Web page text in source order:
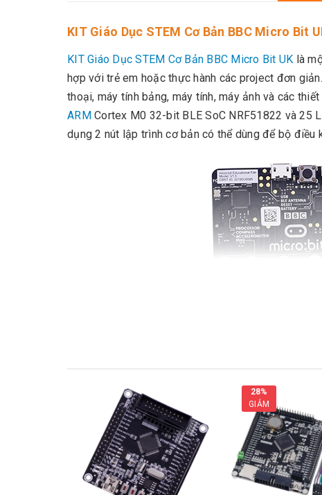
KIT Giáo Dục STEM Cơ Bản BBC Micro Bit
KIT Giáo Dục STEM Cơ Bản BBC Micro Bit UK là
hợp với trẻ em hoặc thực hành các project đơn
thoại, máy tính bảng, máy tính, máy ảnh và các
ARM Cortex M0 32-bit BLE SoC NRF51822 và 25
dụng 2 nút lập trình cơ bản có thể dùng để bộ điều
28%
GIẢM